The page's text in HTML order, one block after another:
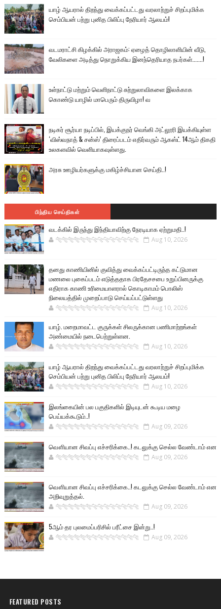
யாழ் ஆயரால் திறந்து வைக்கப்பட்டது வரலாற்றுச் சிறப்புமிக்க
செம்பியன் பற்று புனித பிலிப்பு நேரியார் ஆலயம்!
வடமராட்சி கிழக்கில் அராஜகம்: ஏழைத் தொழிலாளியின் வீடு,
வேலிகளை அடித்து நொறுக்கிய இனந்தெரியாத நபர்கள்.......!
உள்நாட்டு மற்றும் வெளிநாட்டு சுற்றுலாவிகளை இலக்காக
கொண்டு யாழில் மாபெரும் திருவிழா! வ
நடிகர் சூர்யா நடிப்பில், இயக்குநர் வெங்கி அட்லூரி இயக்கியுள்ள
‘விஸ்வநாத் & சன்ஸ்’ திரைப்படம் எதிர்வரும் ஆகஸ்ட் 14ஆம் திகதி
உலகளவில் வெளியாகவுள்ளது.
அரசு ஊழியர்களுக்கு மகிழ்ச்சியான செய்தி..!
பிந்திய செய்திகள்
வடக்கில் இருந்து இந்தியாவிற்கு நேரடியாக ஏற்றுமதி..!
🐅🐅🐅🐅🐅🐅🐆🐆🐆🐆🐆🐆🐆🐆 Aug 10, 2026
தனது காணியினில் குவித்து வைக்கப்பட்டிருந்த கட்டுமான
மணலை புகைப்படம் எடுத்ததாக பிரதேசசபை உறுப்பினருக்கு
எதிராக காணி உரிமையாளரால் கொடிகாமம் பொலிஸ்
நிலையத்தில் முறைப்பாடு செய்யப்பட்டுள்ளது
🐅🐅🐅🐅🐅🐅🐆🐆🐆🐆🐆🐆🐆🐆 Aug 10, 2026
யாழ். மறைமாவட்ட குருக்கள் சிலருக்கான பணிமாற்றங்கள்
அண்மையில் நடைபெற்றுள்ளன.
🐅🐅🐅🐅🐅🐅🐆🐆🐆🐆🐆🐆🐆🐆 Aug 10, 2026
யாழ் ஆயரால் திறந்து வைக்கப்பட்டது வரலாற்றுச் சிறப்புமிக்க
செம்பியன் பற்று புனித பிலிப்பு நேரியார் ஆலயம்!
🐅🐅🐅🐅🐅🐅🐆🐆🐆🐆🐆🐆🐆🐆 Aug 10, 2026
இலங்கையின் பல பகுதிகளில் இடியுடன் கூடிய மழை
பெய்யக்கூடும்..!
🐅🐅🐅🐅🐅🐅🐆🐆🐆🐆🐆🐆🐆🐆 Aug 09, 2026
வௌியான சிவப்பு எச்சரிக்கை..! கடலுக்கு செல்ல வேண்டாம் என
🐅🐅🐅🐅🐅🐅🐆🐆🐆🐆🐆🐆🐆🐆 Aug 09, 2026
வௌியான சிவப்பு எச்சரிக்கை..! கடலுக்கு செல்ல வேண்டாம் என
அறிவுறுத்தல்.
🐅🐅🐅🐅🐅🐅🐆🐆🐆🐆🐆🐆🐆🐆 Aug 09, 2026
5ஆம் தர புலமைப்பரிசில் பரீட்சை இன்று..!
🐅🐅🐅🐅🐅🐅🐆🐆🐆🐆🐆🐆🐆🐆 Aug 09, 2026
FEATURED POSTS